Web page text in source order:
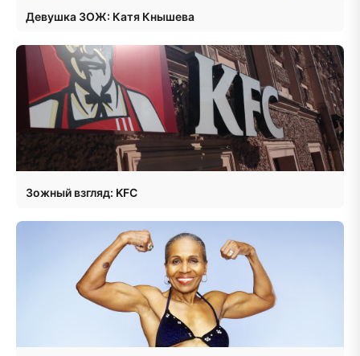
Девушка ЗОЖ: Катя Кнышева
Зожный взгляд: KFC